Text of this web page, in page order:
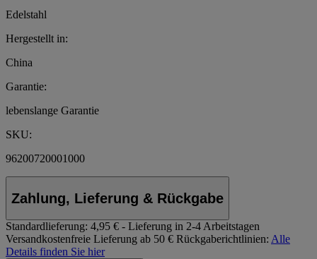
Edelstahl
Hergestellt in:
China
Garantie:
lebenslange Garantie
SKU:
96200720001000
Zahlung, Lieferung & Rückgabe
Standardlieferung: 4,95 € - Lieferung in 2-4 Arbeitstagen
Versandkostenfreie Lieferung ab 50 € Rückgaberichtlinien: Alle
Details finden Sie hier